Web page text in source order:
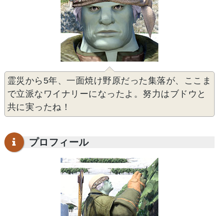
霊災から5年、一面焼け野原だった集落が、ここま
で立派なワイナリーになったよ。努力はブドウと
共に実ったね！
プロフィール